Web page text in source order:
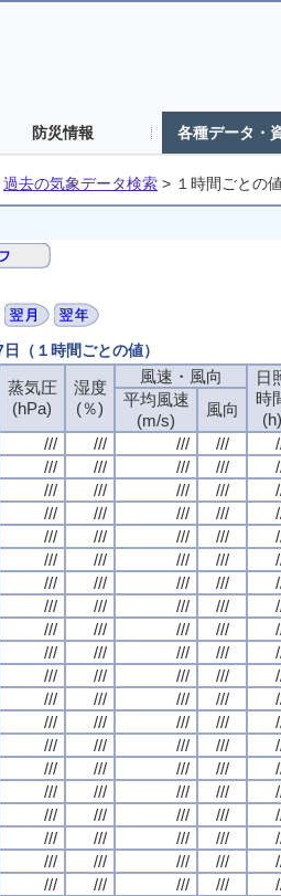
防災情報 各種データ・
過去の気象データ検索 > １時間ごとの
（１時間ごとの値）
蒸気圧
(hPa)
湿度
(％)
風速・風向
日
時
(h)
平均風速
(m/s)
風向
/// /// /// ///
/// /// /// ///
/// /// /// ///
/// /// /// ///
/// /// /// ///
/// /// /// ///
/// /// /// ///
/// /// /// ///
/// /// /// ///
/// /// /// ///
/// /// /// ///
/// /// /// ///
/// /// /// ///
/// /// /// ///
/// /// /// ///
/// /// /// ///
/// /// /// ///
/// /// /// ///
/// /// /// ///
/// /// /// ///